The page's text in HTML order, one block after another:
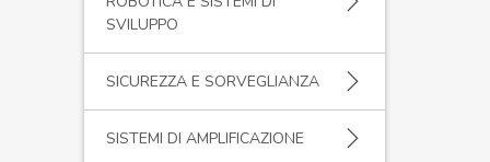
SVILUPPO
SICUREZZA E SORVEGLIANZA
SISTEMI DI AMPLIFICAZIONE